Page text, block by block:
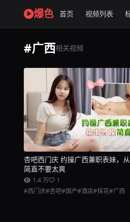
爆色 首页 视频列表
#广西相关视频
杏吧西门庆 约操广西兼职表妹，
简直不要太爽
1.4 万
1
#西门庆#杏吧#国产#酒店#探花#广西